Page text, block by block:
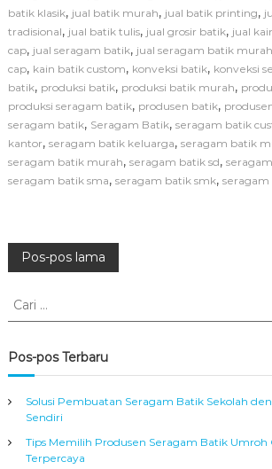
batik klasik, jual batik murah, jual batik printing,
tradisional, jual batik tulis, jual grosir batik, jual
cap, jual seragam batik, jual seragam batik murah
cap, kain batik custom, konveksi batik, konveksi
batik, produksi batik, produksi batik murah,
produksi seragam batik, produsen batik,
seragam batik, Seragam Batik, seragam batik
kantor, seragam batik keluarga, seragam batik
seragam batik murah, seragam batik sd,
seragam batik sma, seragam batik smk,
N
a
i
Pos-pos lama
C
:
Pos-pos Terbaru
Solusi Pembuatan Seragam Batik Sekolah
Sendiri
Tips Memilih Produsen Seragam Batik Umroh
Terpercaya